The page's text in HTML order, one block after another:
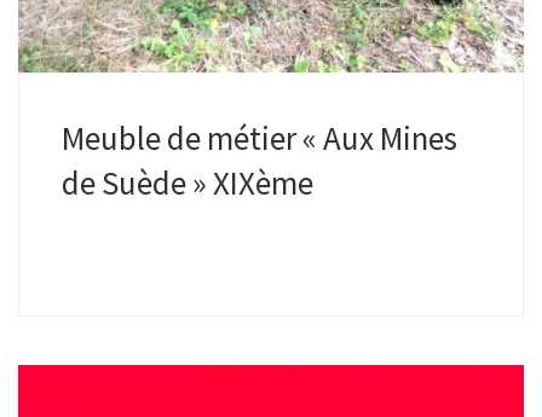
Meuble de métier « Aux Mines
de Suède » XIXème